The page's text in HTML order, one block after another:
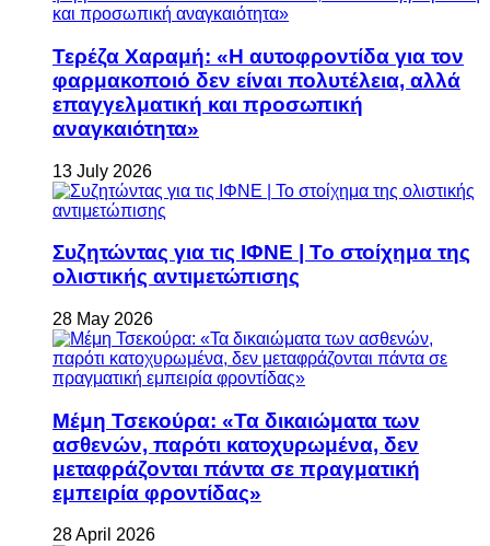
Τερέζα Χαραμή: «Η αυτοφροντίδα για τον
φαρμακοποιό δεν είναι πολυτέλεια, αλλά
επαγγελματική και προσωπική
αναγκαιότητα»
13 July 2026
Συζητώντας για τις ΙΦΝΕ | Το στοίχημα της
ολιστικής αντιμετώπισης
28 May 2026
Μέμη Τσεκούρα: «Τα δικαιώματα των
ασθενών, παρότι κατοχυρωμένα, δεν
μεταφράζονται πάντα σε πραγματική
εμπειρία φροντίδας»
28 April 2026